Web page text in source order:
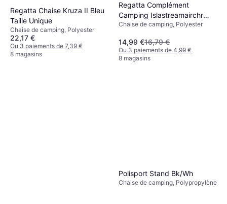
Regatta Chaise Kruza II Bleu
Taille Unique
Chaise de camping, Polyester
22,17 €
Ou 3 paiements de 7,39 €
8 magasins
Regatta Complément
Camping Islastreamairchr
Dynasty Bl
Chaise de camping, Polyester
14,99 €16,79 €
Ou 3 paiements de 4,99 €
8 magasins
Polisport Stand Bk/Wh
Chaise de camping, Polypropylène